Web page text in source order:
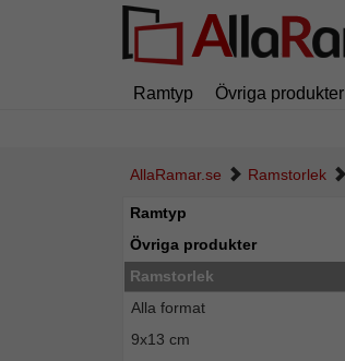
Ramtyp Övriga produkter
AllaRamar.se Ramstorlek
Ramtyp
Övriga produkter
Ramstorlek
Alla format
9x13 cm